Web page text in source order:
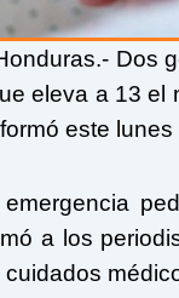
Dos
eleva a 13 el
este
a los